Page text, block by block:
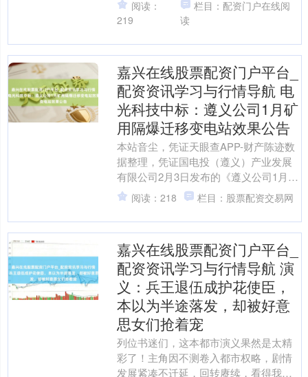
亿桶油当....
阅读：
219
栏目：配资门户在线阅
读
嘉兴在线股票配资门户平台_
配资资讯学习与行情导航 电
光科技中标：遵义公司1月矿
用隔爆迁移变电站效果公告
本站音尘，凭证天眼查APP-财产陈迹数
据整理，凭证国电投（遵义）产业发展
有限公司2月3日发布的《遵义公司1月矿
用隔爆迁移变电站效果公告》本体表
示，电光防爆科技股....
阅读：218 栏目：股票配资交易网
嘉兴在线股票配资门户平台_
配资资讯学习与行情导航 演
义：兵王退伍成护花使臣，
本以为半途落发，却被好意
思女们抢着宠
列位书迷们，这本都市演义果然是太精
彩了！主角因不测卷入都市权略，剧情
发展紧凑不迁延，回转赓续，看得我眼